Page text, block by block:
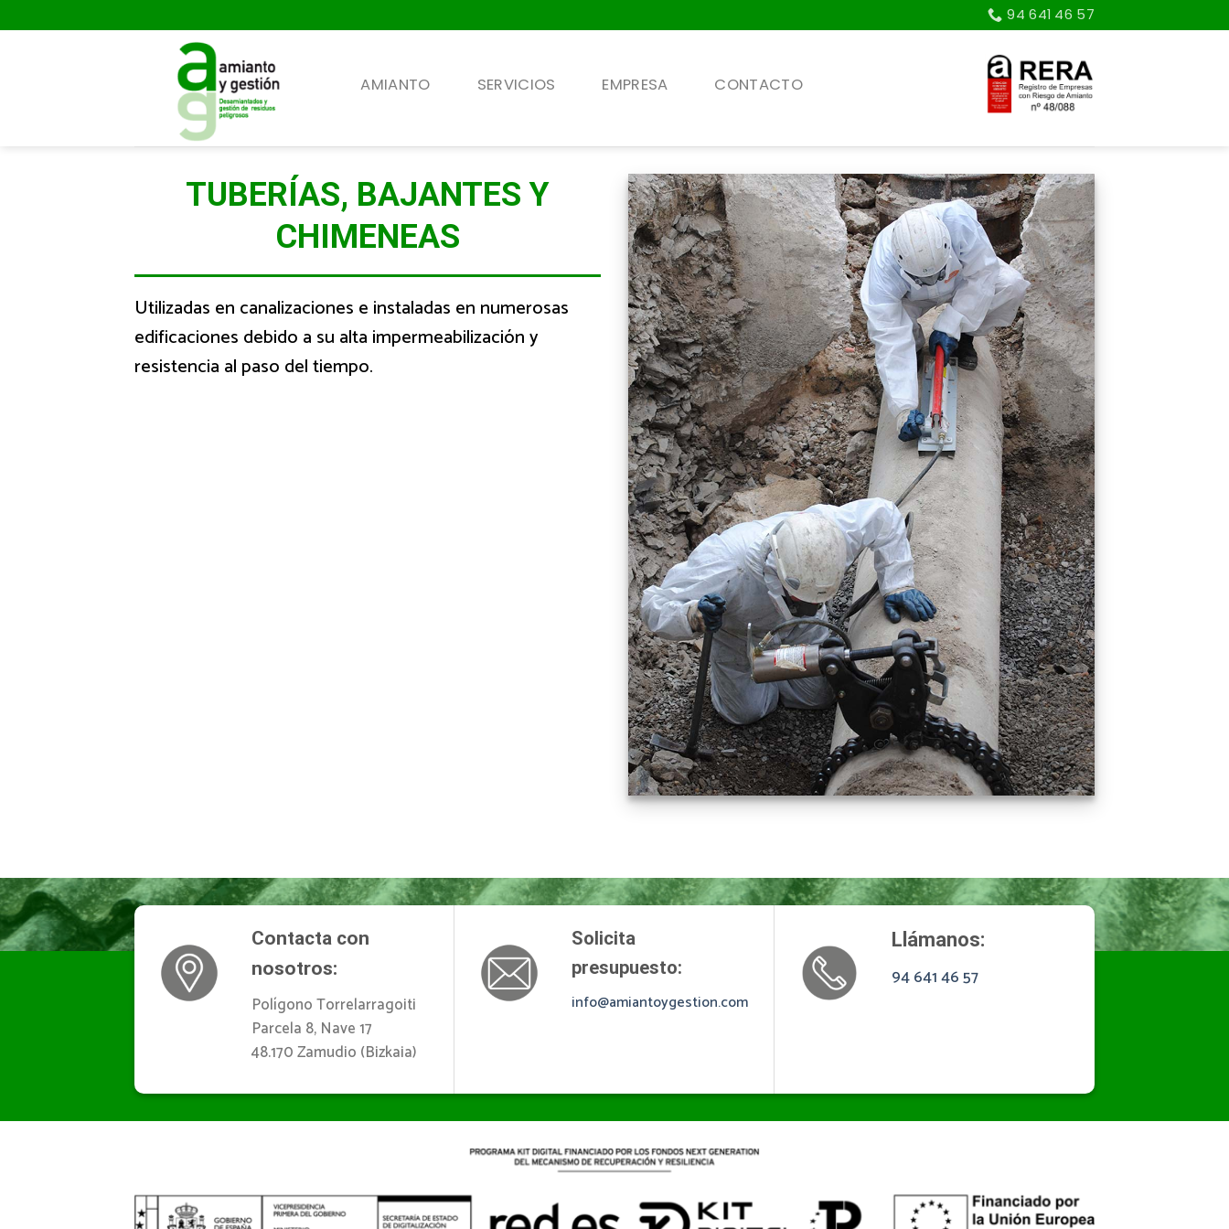
to
94 641 46 57
AMIANTO SERVICIOS EMPRESA CONTACTO
TUBERÍAS, BAJANTES Y
CHIMENEAS
Utilizadas en canalizaciones e instaladas en numerosas
edificaciones debido a su alta impermeabilización y
resistencia al paso del tiempo.
Contacta con
nosotros:
Polígono Torrelarragoiti
Parcela 8, Nave 17
48.170 Zamudio (Bizkaia)
Solicita
presupuesto:
info@amiantoygestion.com
Llámanos:
94 641 46 57